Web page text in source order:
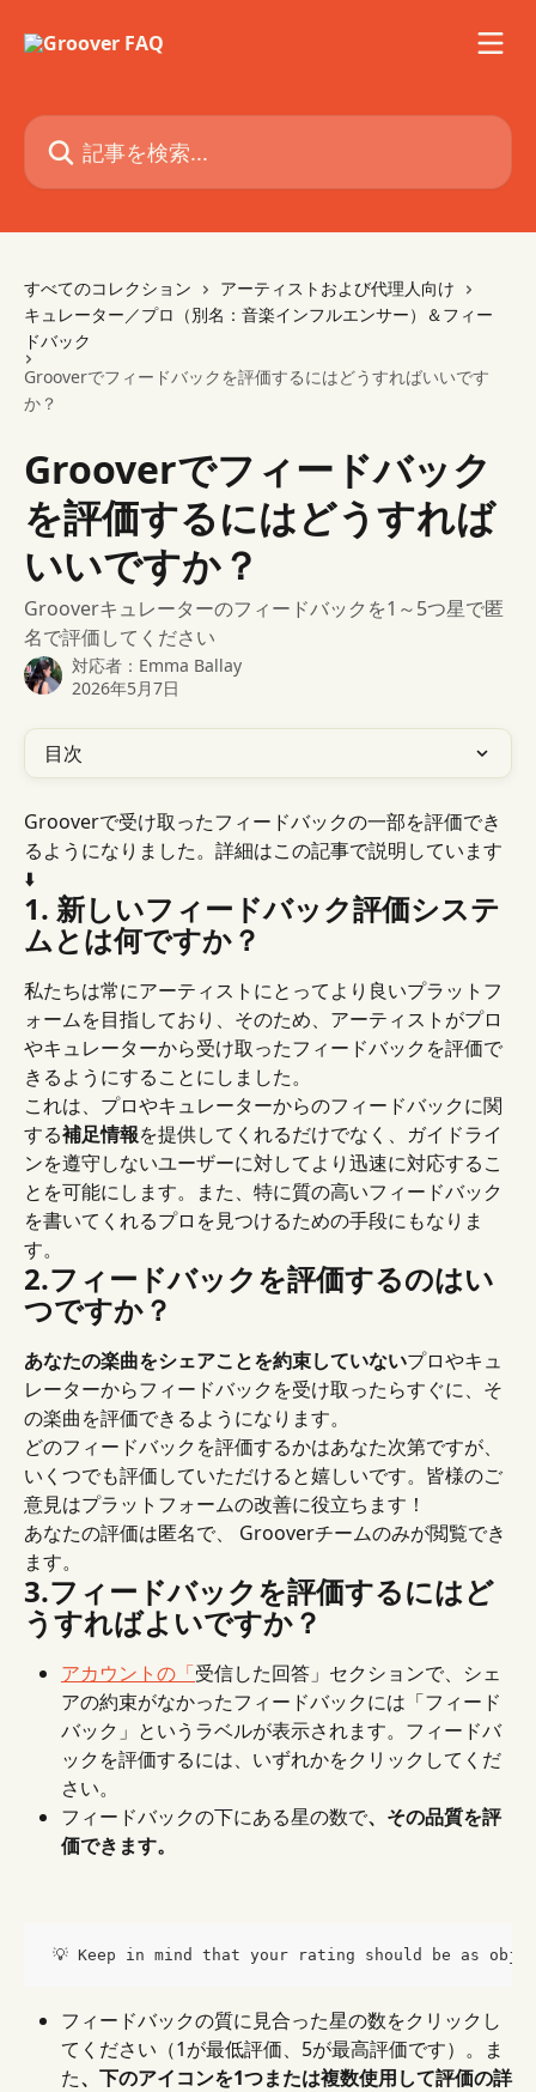
記事を検索...
すべてのコレクション
アーティストおよび代理人向け
キュレーター／プロ（別名：音楽インフルエンサー）＆フィー
ドバック
Grooverでフィードバックを評価するにはどうすればいいです
か？
Grooverでフィードバック
を評価するにはどうすれば
いいですか？
Grooverキュレーターのフィードバックを1～5つ星で匿
名で評価してください
対応者： Emma Ballay
2026年5月7日
目次
Grooverで受け取ったフィードバックの一部を評価でき
るようになりました。詳細はこの記事で説明しています
⬇️
1. 新しいフィードバック評価システ
ムとは何ですか？
私たちは常にアーティストにとってより良いプラットフ
ォームを目指しており、そのため、アーティストがプロ
やキュレーターから受け取ったフィードバックを評価で
きるようにすることにしました。
これは、プロやキュレーターからのフィードバックに関
する補足情報を提供してくれるだけでなく、ガイドライ
ンを遵守しないユーザーに対してより迅速に対応するこ
とを可能にします。また、特に質の高いフィードバック
を書いてくれるプロを見つけるための手段にもなりま
す。
2.フィードバックを評価するのはい
つですか？
あなたの楽曲をシェアことを約束していないプロやキュ
レーターからフィードバックを受け取ったらすぐに、そ
の楽曲を評価できるようになります。
どのフィードバックを評価するかはあなた次第ですが、
いくつでも評価していただけると嬉しいです。皆様のご
意見はプラットフォームの改善に役立ちます！
あなたの評価は匿名で、 Grooverチームのみが閲覧でき
ます。
3.フィードバックを評価するにはど
うすればよいですか？
アカウントの「受信した回答」セクションで、シェ
アの約束がなかったフィードバックには「フィード
バック」というラベルが表示されます。フィードバ
ックを評価するには、いずれかをクリックしてくだ
さい。
フィードバックの下にある星の数で、その品質を評
価できます。
💡 Keep in mind that your rating should be as
フィードバックの質に見合った星の数をクリックし
てください（1が最低評価、5が最高評価です）。ま
た、下のアイコンを1つまたは複数使用して評価の詳